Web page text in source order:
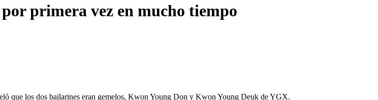
primera vez en mucho tiempo
que los dos bailarines eran gemelos, Kwon Young Don y Kwon Young Deuk de YGX.